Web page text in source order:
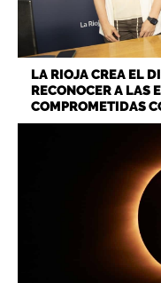
LA RIOJA CREA EL
RECONOCER A LAS
COMPROMETIDAS